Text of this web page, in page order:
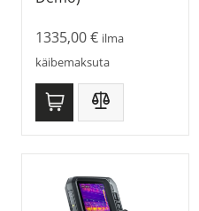
1335,00€ ilma
käibemaksuta